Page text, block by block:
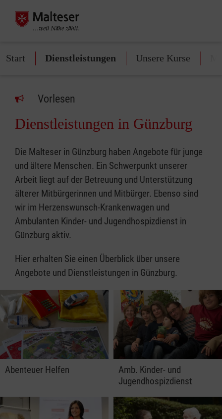
Start Dienstleistungen Unsere Kurse
Vorlesen
Dienstleistungen in Günzburg
Die Malteser in Günzburg haben Angebote für junge
und ältere Menschen. Ein Schwerpunkt unserer
Arbeit liegt auf der Betreuung und Unterstützung
älterer Mitbürgerinnen und Mitbürger. Ebenso sind
wir im Herzenswunsch-Krankenwagen und
Ambulanten Kinder- und Jugendhospizdienst in
Günzburg aktiv.
Hier erhalten Sie einen Überblick über unsere
Angebote und Dienstleistungen in Günzburg.
Abenteuer Helfen
Amb. Kinder- und
Jugendhospizdienst